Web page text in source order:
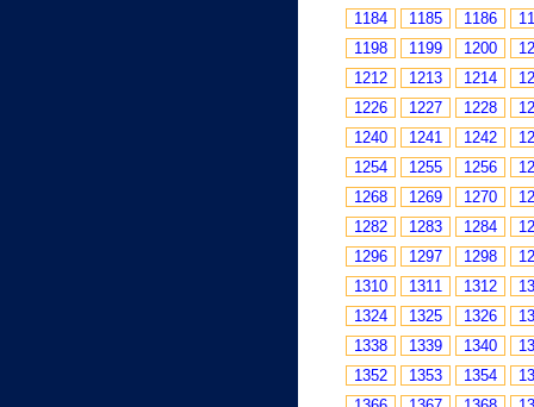
1184
1185 1186
1198
1199 1200
1212
1213 1214
1226
1227 1228
1240
1241 1242
1254
1255 1256
1268
1269 1270
1282
1283 1284
1296
1297 1298
1310
1311 1312
1324
1325 1326
1338
1339 1340
1352
1353 1354